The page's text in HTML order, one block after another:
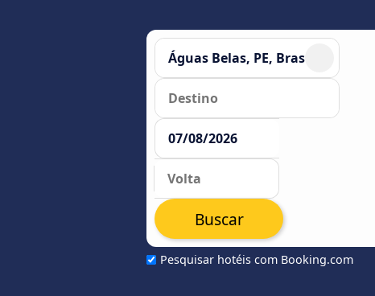
Pesquisar hotéis com Booking.com
Buscar